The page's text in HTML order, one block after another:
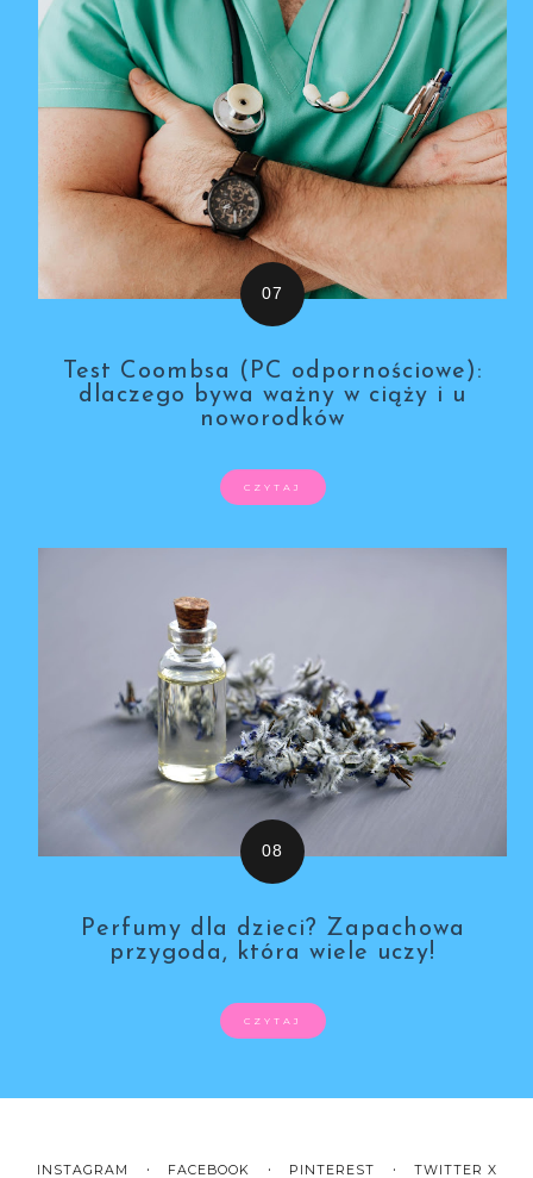
Test Coombsa (PC odpornościowe):
dlaczego bywa ważny w ciąży i u
noworodków
CZYTAJ
Perfumy dla dzieci? Zapachowa
przygoda, która wiele uczy!
CZYTAJ
INSTAGRAM FACEBOOK PINTEREST TWITTER X